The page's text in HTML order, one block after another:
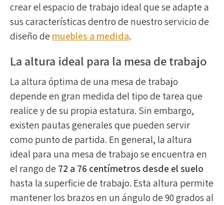
crear el espacio de trabajo ideal que se adapte a
sus características dentro de nuestro servicio de
diseño demuebles a medida.
La altura ideal para la mesa de trabajo
La altura óptima de una mesa de trabajo
depende en gran medida del tipo de tarea que
realice y de su propia estatura. Sin embargo,
existen pautas generales que pueden servir
como punto de partida. En general, la altura
ideal para una mesa de trabajo se encuentra en
el rango de72 a 76 centímetros desde el suelo
hasta la superficie de trabajo. Esta altura permite
mantener los brazos en un ángulo de 90 grados al